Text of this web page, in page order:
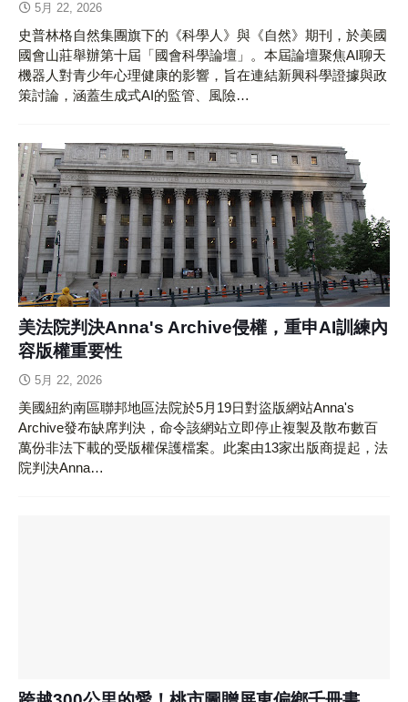
5月 22, 2026
史普林格自然集團旗下的《科學人》與《自然》期刊，於美國
國會山莊舉辦第十屆「國會科學論壇」。本屆論壇聚焦AI聊天
機器人對青少年心理健康的影響，旨在連結新興科學證據與政
策討論，涵蓋生成式AI的監管、風險…
美法院判決Anna's Archive侵權，重申AI訓練內
容版權重要性
5月 22, 2026
美國紐約南區聯邦地區法院於5月19日對盜版網站Anna's
Archive發布缺席判決，命令該網站立即停止複製及散布數百
萬份非法下載的受版權保護檔案。此案由13家出版商提起，法
院判決Anna…